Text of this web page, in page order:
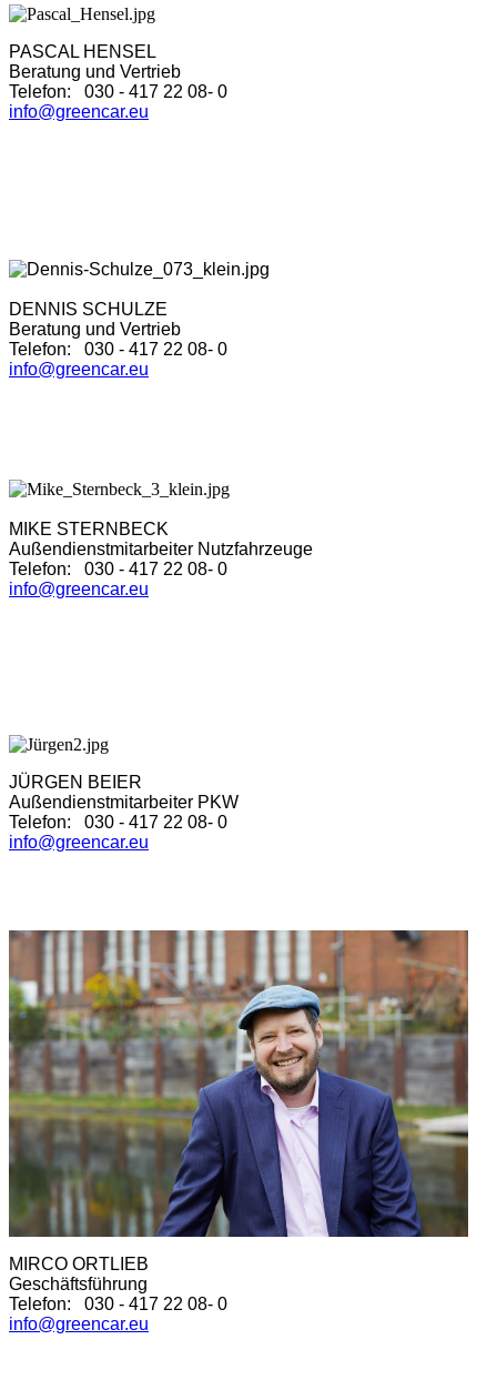
PASCAL HENSEL
Beratung und Vertrieb
Telefon: 030 - 417 22 08- 0
info@greencar.eu
DENNIS SCHULZE
Beratung und Vertrieb
Telefon: 030 - 417 22 08- 0
info@greencar.eu
MIKE STERNBECK
Außendienstmitarbeiter Nutzfahrzeuge
Telefon: 030 - 417 22 08- 0
info@greencar.eu
JÜRGEN BEIER
Außendienstmitarbeiter PKW
Telefon: 030 - 417 22 08- 0
info@greencar.eu
MIRCO ORTLIEB
Geschäftsführung
Telefon: 030 - 417 22 08- 0
info@greencar.eu